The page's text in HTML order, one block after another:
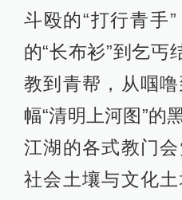
斗殴的“打行青手
的“长布衫”到乞丐
教到青帮，从啯
幅“清明上河图”的
江湖的各式教门
社会土壤与文化